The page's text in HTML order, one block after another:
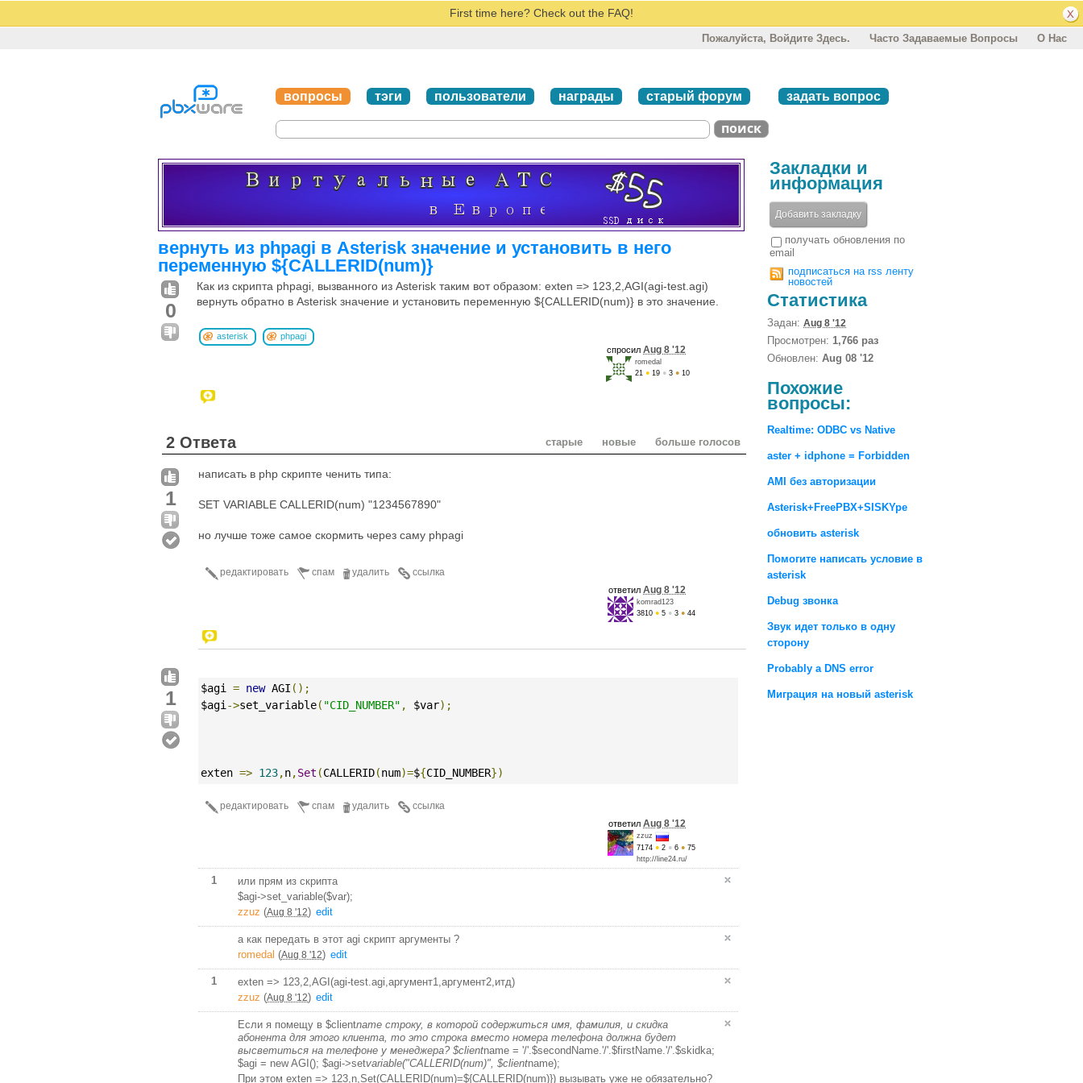
First time here? Check out the FAQ!
Пожалуйста, Войдите Здесь. Часто Задаваемые Вопросы О Нас
вопросы тэги пользователи награды старый форум задать вопрос
вернуть из phpagi в Asterisk значение и установить в него
переменную ${CALLERID(num)}
0
Как из скрипта phpagi, вызванного из Asterisk таким вот образом: exten => 123,2,AGI(agi-test.agi)
вернуть обратно в Asterisk значение и установить переменную ${CALLERID(num)} в это значение.
asterisk
phpagi
спросил Aug 8 '12
romedal
21 ● 19 ● 3 ● 10
2 Ответа старые новые больше голосов
1
написать в php скрипте ченить типа:
SET VARIABLE CALLERID(num) "1234567890"
но лучше тоже самое скормить через саму phpagi
ссылка
удалить
спам
редактировать
ответил Aug 8 '12
komrad123
3810 ● 5 ● 3 ● 44
1 $agi = new AGI ();
$agi ->set_variable( "CID_NUMBER" , $var);
exten => 123,n,Set (CALLERID(num)=${CID_NUMBER})
ссылка
удалить
спам
редактировать
ответил Aug 8 '12
zzuz
7174 ● 2 ● 6 ● 75
http://line24.ru/
1
или прям из скрипта
$agi->set_variable($var);
zzuz (Aug 8 '12) edit
а как передать в этот agi скрипт аргументы ?
romedal (Aug 8 '12) edit
1
exten => 123,2,AGI(agi-test.agi,аргумент1,аргумент2,итд)
zzuz (Aug 8 '12) edit
Если я помещу в $clientname строку, в которой содержиться имя, фамилия, и скидка
абонента для этого клиента, то это строка вместо номера телефона должна будет
высветиться на телефоне у менеджера? $clientname = '/'.$secondName.'/'.$firstName.'/'.$skidka;
$agi = new AGI(); $agi->setvariable("CALLERID(num)", $clientname);
При этом exten => 123,n,Set(CALLERID(num)=${CALLERID(num)}) вызывать уже не обязательно?
Закладки и
информация
Добавить закладку
получать обновления по
email
подписаться на rss ленту
новостей
Статистика
Задан: Aug 8 '12
Просмотрен: 1,766 раз
Обновлен: Aug 08 '12
Похожие
вопросы:
Realtime: ODBC vs Native
aster + idphone = Forbidden
AMI без авторизации
Asterisk+FreePBX+SISKYpe
обновить asterisk
Помогите написать условие в
asterisk
Debug звонка
Звук идет только в одну
сторону
Probably a DNS error
Миграция на новый asterisk